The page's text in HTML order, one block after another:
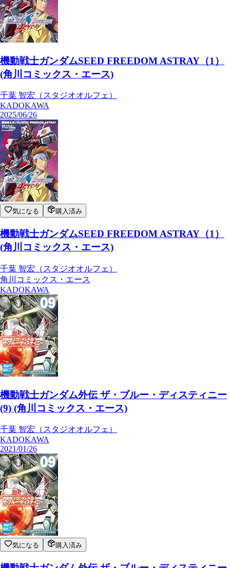
機動戦士ガンダムSEED FREEDOM ASTRAY（1）
(角川コミックス・エース)
千葉 智宏（スタジオオルフェ）
KADOKAWA
2025/06/26
気になる 購入済み
機動戦士ガンダムSEED FREEDOM ASTRAY（1）
(角川コミックス・エース)
千葉 智宏（スタジオオルフェ）
角川コミックス・エース
KADOKAWA
機動戦士ガンダム外伝 ザ・ブルー・ディスティニー
(9) (角川コミックス・エース)
千葉 智宏（スタジオオルフェ）
KADOKAWA
2021/01/26
気になる 購入済み